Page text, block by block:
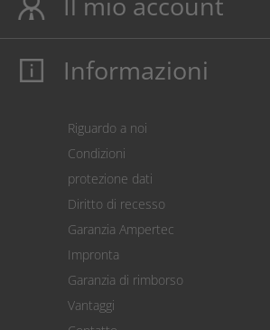
Il mio account
Pagamento
Restituzione della merce
Calcolatore dei costi
Impostazioni dei cookie
Informazioni
Riguardo a noi
Condizioni
protezione dati
Diritto di recesso
Garanzia Ampertec
Impronta
Garanzia di rimborso
Vantaggi